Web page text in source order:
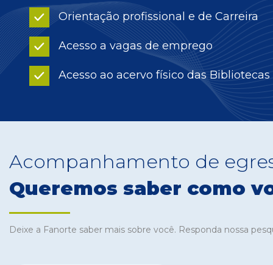
Orientação profissional e de Carreira
Acesso a vagas de emprego
Acesso ao acervo físico das Bibliotecas
Acompanhamento de
Queremos saber como
Deixe a Fanorte saber mais sobre você. Responda nossa